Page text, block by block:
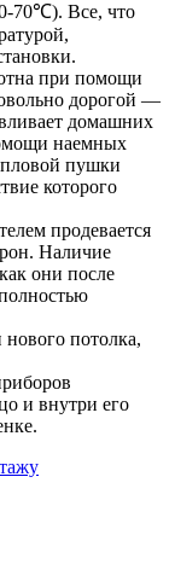
70℃). Все, что
при помощи
дорогой —
домашних
наемных
пушки
которого
продевается
Наличие
они после
потолка,
и внутри его